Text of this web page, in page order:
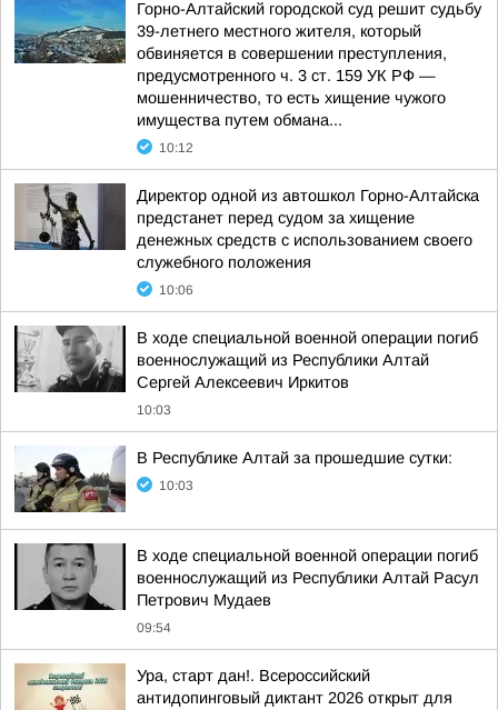
Горно-Алтайский городской суд решит судьбу
39-летнего местного жителя, который
обвиняется в совершении преступления,
предусмотренного ч. 3 ст. 159 УК РФ —
мошенничество, то есть хищение чужого
имущества путем обмана...
10:12
Директор одной из автошкол Горно-Алтайска
предстанет перед судом за хищение
денежных средств с использованием своего
служебного положения
10:06
В ходе специальной военной операции погиб
военнослужащий из Республики Алтай
Сергей Алексеевич Иркитов
10:03
В Республике Алтай за прошедшие сутки:
10:03
В ходе специальной военной операции погиб
военнослужащий из Республики Алтай Расул
Петрович Мудаев
09:54
Ура, старт дан!. Всероссийский
антидопинговый диктант 2026 открыт для